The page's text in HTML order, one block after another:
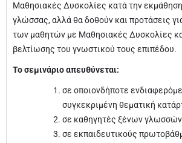
Μαθησιακές Δυσκολίες κατά την
γλώσσας, αλλά θα δοθούν και προτάσεις
των μαθητών με Μαθησιακές Δυσκολίες
βελτίωσης του γνωστικού τους επιπέδου.
Το σεμινάριο απευθύνεται:
σε οποιονδήποτε
συγκεκριμένη θεματική
σε καθηγητές ξένων
σε εκπαιδευτικούς